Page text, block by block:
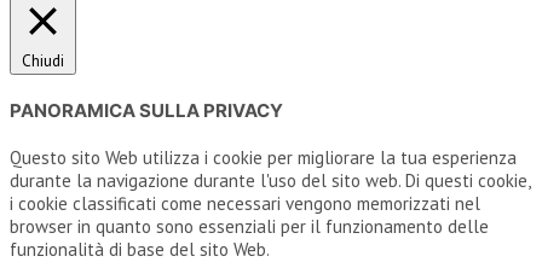
Chiudi
PANORAMICA SULLA PRIVACY
Questo sito Web utilizza i cookie per migliorare la tua esperienza
durante la navigazione durante l'uso del sito web. Di questi cookie,
i cookie classificati come necessari vengono memorizzati nel
browser in quanto sono essenziali per il funzionamento delle
funzionalità di base del sito Web.